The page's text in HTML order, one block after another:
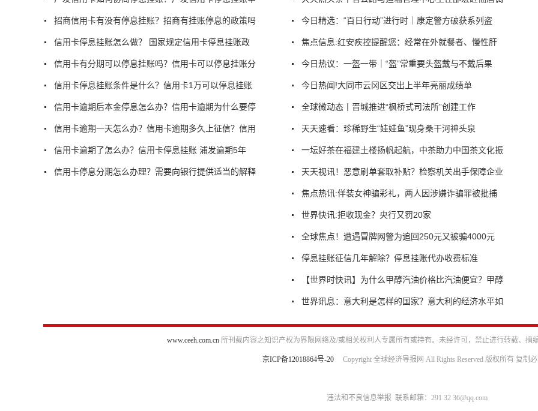
招商信用卡有没有停息挂账？招商有挂账停息的政策吗
信用卡停息挂账怎么做？ 国家规定信用卡停息挂账政
信用卡有分期可以停息挂账吗？信用卡可以停息挂账分
信用卡停息挂账条件是什么？信用卡1万可以停息挂账
信用卡逾期后本金停息怎么办？信用卡逾期为什么要停
信用卡逾期一天怎么办？信用卡逾期多久上征信？信用
信用卡逾期了怎么办？信用卡停息挂账 浦发逾期5年
信用卡停息分期怎么办理？需要向银行提供适当的解释
今日精选：“百日行动”进行时｜康定警方破获系列盗
焦点信息:红安疾控提醒您：经常在外就餐者、慢性肝
今日热议：一盔一带｜“盔”常重要头盔戴与不戴后果
今日热闻!大同市云冈区交出上半年亮丽成绩单
全球微动态丨晋城推进“枫桥式司法所”创建工作
天天速看：珍稀野生“娃娃鱼”现身桑干河神头泉
一坛好茶在福建土楼扬帆起航，中茶助力中国茶文化振
天天视讯！恶意刷单套取补贴？检察机关出手保障企业
焦点热讯:佯装女神骗彩礼，两人因涉嫌诈骗罪被批捕
世界快讯:拒收现金？央行又罚20家
全球焦点！遭遇冒牌网警为追回250元又被骗4000元
停息挂账征信几年解除？停息挂账代办收费标准
【世界时快讯】为什么甲醇汽油价格比汽油便宜？甲醇
世界讯息：意大利是怎样的国家？意大利的经济水平如
www.ceeh.com.cn所刊载内容之知识产权为界限网络及/或相关权利人专属所有或持有。未经许可，禁止进行转载、摘
京ICP备12018864号-20 Copyright 全球经济导报网 All Rights Reserved 版权所有 复制
违法和不良信息举报 联系邮箱：291 32 36@qq.com